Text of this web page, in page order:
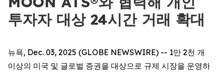
투자자 대상 24시간 거래 확대
뉴욕, Dec. 03, 2025 (GLOBE NEWSWIRE) -- 1만 2천 개
이상의 미국 및 글로벌 증권을 대상으로 규제 시장을 운영하